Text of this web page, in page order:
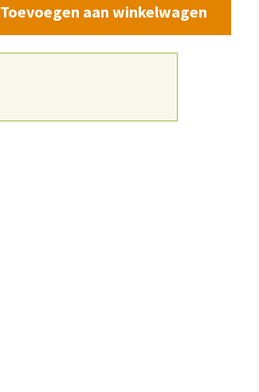
Toevoegen aan winkelwagen